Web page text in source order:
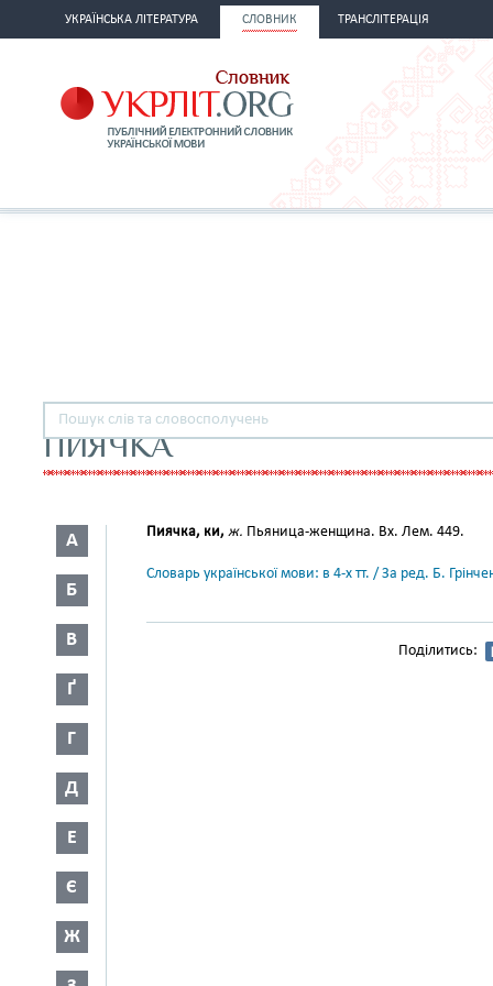
УКРАЇНСЬКА ЛІТЕРАТУРА СЛОВНИК ТРАНСЛІТЕРАЦІЯ
ПИЯЧКА
А
Б
В
Ґ
Г
Д
Е
Є
Ж
Пиячка, ки, ж. Пьяница-женщина. Вх. Лем. 449.
Словарь української мови: в 4-х тт. / За ред. Б.
Поділитись: